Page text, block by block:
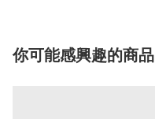
你可能感興趣的商品